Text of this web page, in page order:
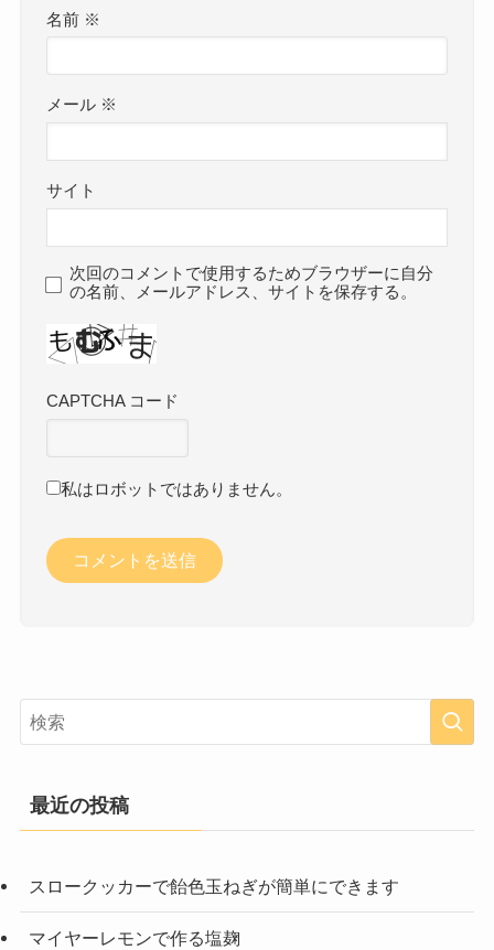
名前 ※
メール ※
サイト
次回のコメントで使用するためブラウザーに自分
の名前、メールアドレス、サイトを保存する。
CAPTCHA コード
私はロボットではありません。
最近の投稿
スロークッカーで飴色玉ねぎが簡単にできます
マイヤーレモンで作る塩麹